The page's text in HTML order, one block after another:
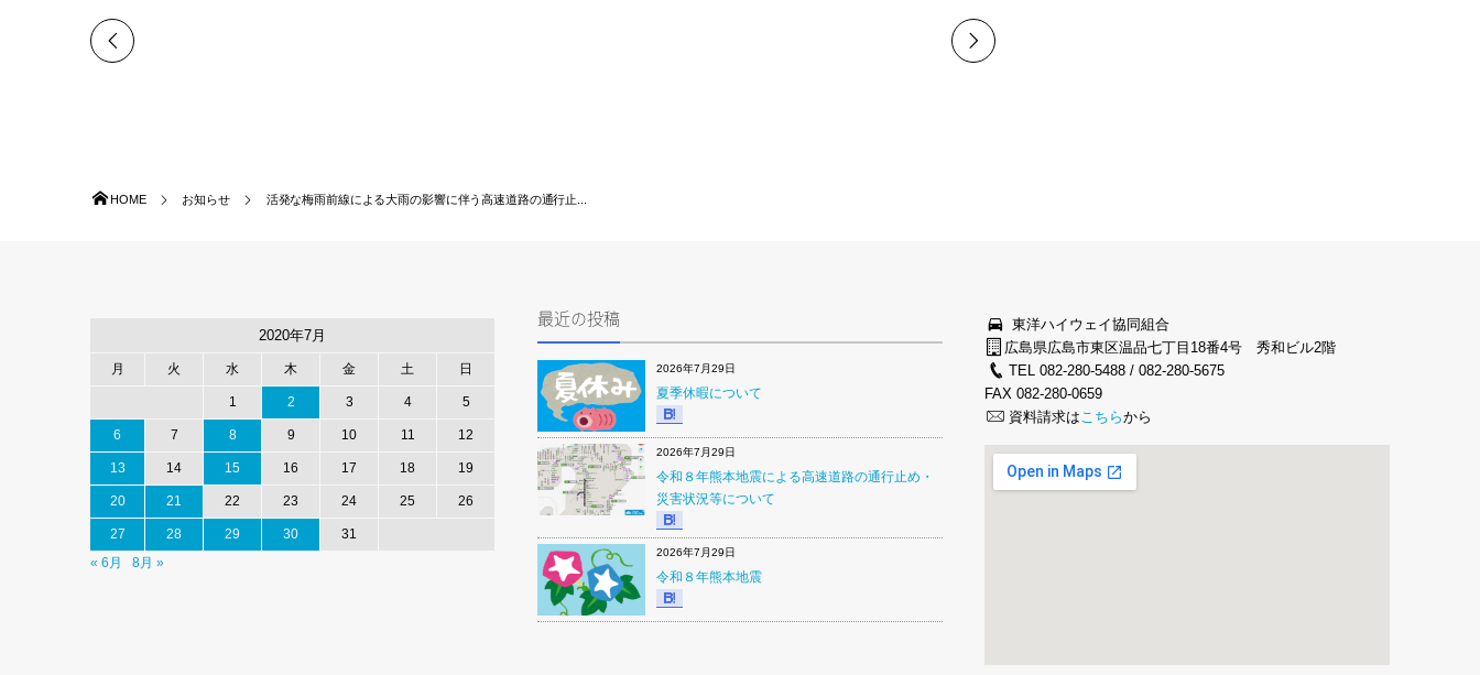
HOME お知らせ 活発な梅雨前線による大雨の影響に伴う高速道路の通行止...
2020年7月
月 火 水 木 金 土 日
1 2 3 4 5
6 7 8 9 10 11 12
13 14 15 16 17 18 19
20 21 22 23 24 25 26
27 28 29 30
31
« 6月
8月 »
最近の投稿
2026年7月29日
夏季休暇について
2026年7月29日
令和８年熊本地震による高速道路の通行止め・
災害状況等について
2026年7月29日
令和８年熊本地震
東洋ハイウェイ協同組合
広島県広島市東区温品七丁目18番4号 秀和ビル2階
TEL 082-280-5488 / 082-280-5675
FAX 082-280-0659
資料請求はこちらから